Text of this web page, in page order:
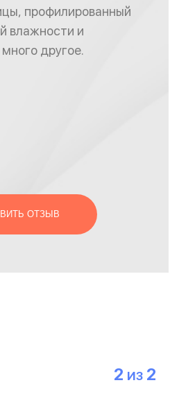
профилированный
влажности и
другое.
ОТЗЫВ
2 ИЗ 2